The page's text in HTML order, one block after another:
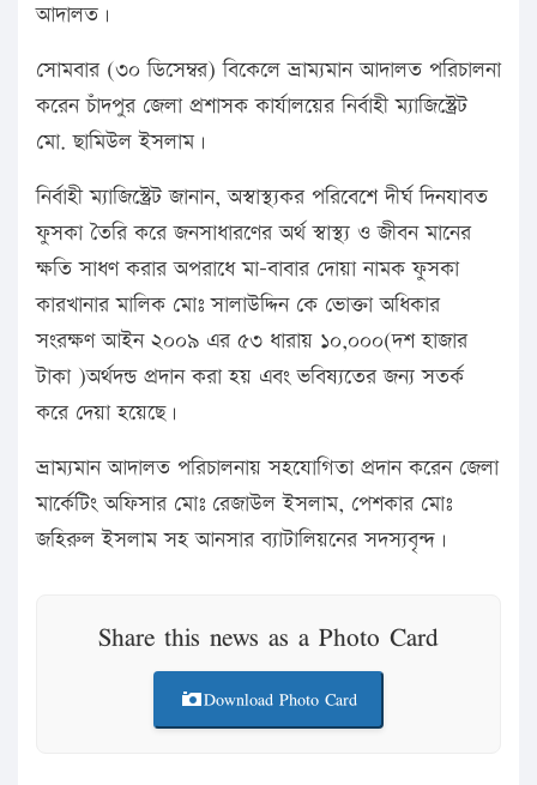
আদালত।
সোমবার (৩০ ডিসেম্বর) বিকেলে ভ্রাম্যমান আদালত পরিচালনা
করেন চাঁদপুর জেলা প্রশাসক কার্যালয়ের নির্বাহী ম্যাজিস্ট্রেট
মো. ছামিউল ইসলাম।
নির্বাহী ম্যাজিস্ট্রেট জানান, অস্বাস্থ্যকর পরিবেশে দীর্ঘ দিনযাবত
ফুসকা তৈরি করে জনসাধারণের অর্থ স্বাস্থ্য ও জীবন মানের
ক্ষতি সাধণ করার অপরাধে মা-বাবার দোয়া নামক ফুসকা
কারখানার মালিক মোঃ সালাউদ্দিন কে ভোক্তা অধিকার
সংরক্ষণ আইন ২০০৯ এর ৫৩ ধারায় ১০,০০০(দশ হাজার
টাকা )অর্থদন্ড প্রদান করা হয় এবং ভবিষ্যতের জন্য সতর্ক
করে দেয়া হয়েছে।
ভ্রাম্যমান আদালত পরিচালনায় সহযোগিতা প্রদান করেন জেলা
মার্কেটিং অফিসার মোঃ রেজাউল ইসলাম, পেশকার মোঃ
জহিরুল ইসলাম সহ আনসার ব্যাটালিয়নের সদস্যবৃন্দ।
Share this news as a Photo Card
Download Photo Card